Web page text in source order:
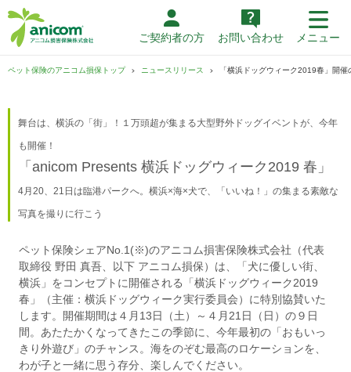
ご契約者の方 お問い合わせ メニュー
ペット保険のアニコム損保トップ ニュースリリース 「横浜ドッグウィーク2019春」開催
舞台は、横浜の「街」！１万頭超が集まる大型野外ドッグイベントが、今年
も開催！
「anicom Presents 横浜ドッグウィーク2019 春」
4月20、21日は臨港パークへ。横浜×海×犬で、「いいね！」の集まる素敵な
写真を撮りに行こう
ペット保険シェアNo.1(※)のアニコム損害保険株式会社（代表
取締役 野田 真吾、以下 アニコム損保）は、「犬に優しい街、
横浜」をコンセプトに開催される「横浜ドッグウィーク2019
春」（主催：横浜ドッグウィーク実行委員会）に特別協賛いた
します。開催期間は４月13日（土）～４月21日（日）の９日
間。あたたかくなってきたこの季節に、今年最初の「おもいっ
きり外遊び」のチャンス。海をのぞむ最高のロケーションを、
わが子と一緒に思う存分、楽しんでください。